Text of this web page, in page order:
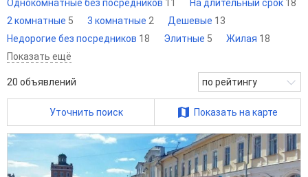
Однокомнатные без посредников 11 На длительный срок 18
2 комнатные 5 3 комнатные 2 Дешевые 13
Недорогие без посредников 18 Элитные 5 Жилая 18
Показать ещё
20 объявлений по рейтингу
Уточнить поиск Показать на карте